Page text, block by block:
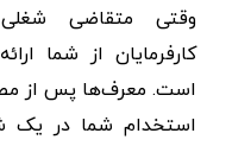
وقتی متقاضی
کارفرمایان از شما
است. معرف‌ها پس از
استخدام شما در یک